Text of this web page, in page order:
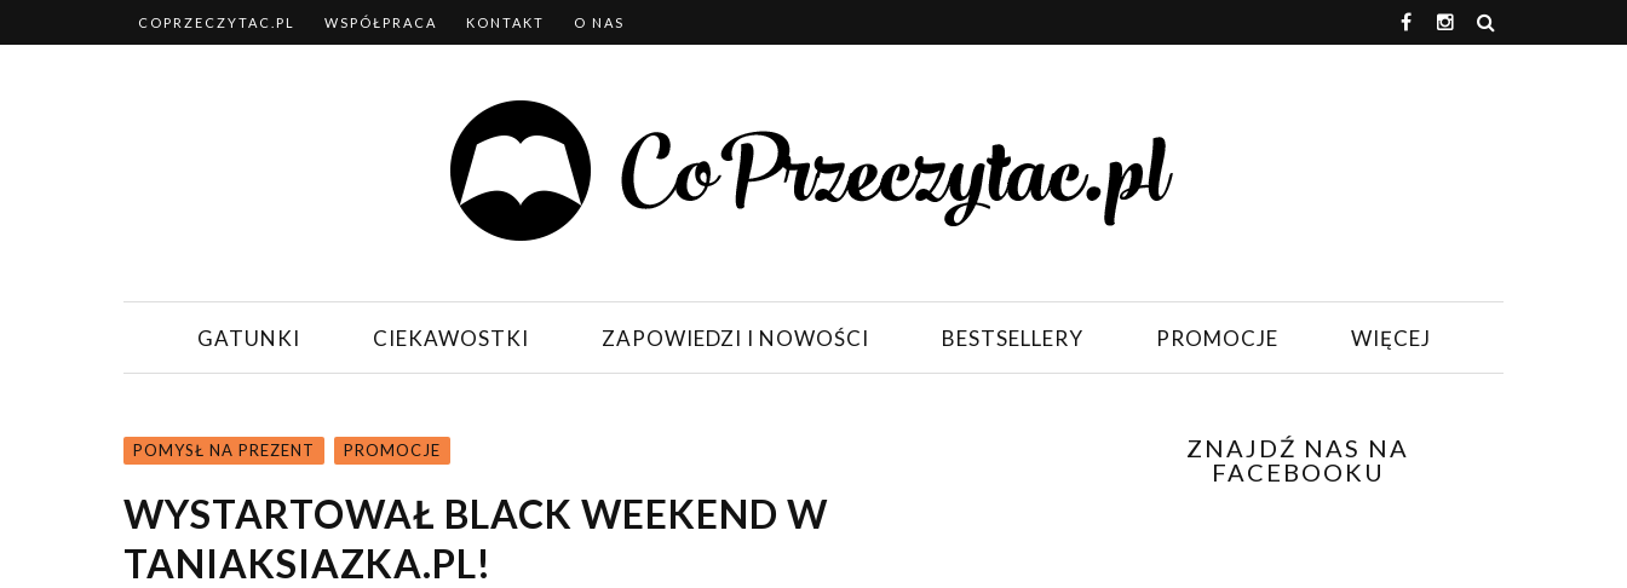
COPRZECZYTAC.PL WSPÓŁPRACA KONTAKT O NAS
GATUNKI CIEKAWOSTKI ZAPOWIEDZI I NOWOŚCI BESTSELLERY PROMOCJE WIĘCEJ
POMYSŁ NA PREZENT PROMOCJE
WYSTARTOWAŁ BLACK WEEKEND W
TANIAKSIAZKA.PL!
ZNAJDŹ NAS NA
FACEBOOKU